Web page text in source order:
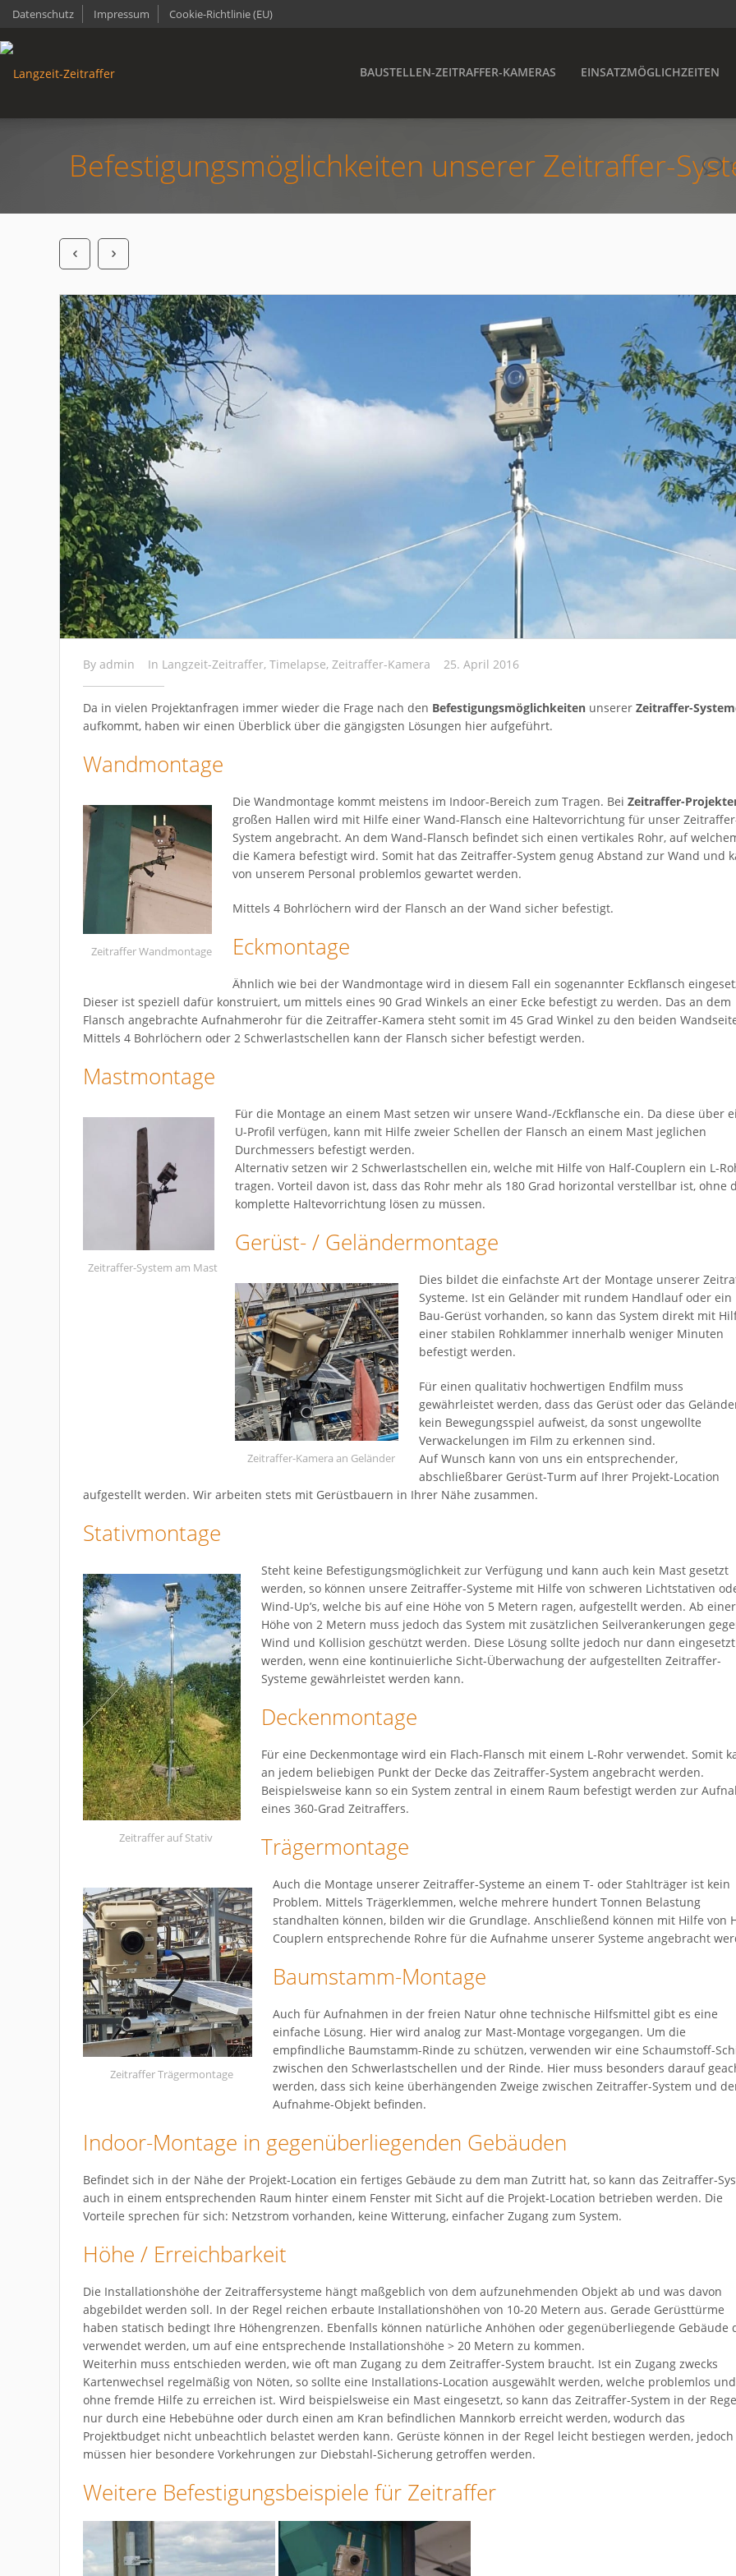
Datenschutz Impressum Cookie-Richtlinie (EU)
BAUSTELLEN-ZEITRAFFER-KAMERAS EINSATZMÖGLICHZEITEN
Befestigungsmöglichkeiten unserer Zeitraffer- 1
Byadmin In Langzeit-Zeitraffer,Timelapse,Zeitraffer-Kamera 25. April 2016
Da in vielen Projektanfragen immer wieder die Frage nach den Befestigungsmöglichkeiten unsererZeitraffer-
aufkommt, haben wir einen Überblick über die gängigsten Lösungen hier aufgeführt.
Wandmontage
Zeitraffer Wandmontage
Die Wandmontage kommt meistens im Indoor-Bereich zum Tragen. BeiZeitraffer-
großen Hallen wird mit Hilfe einer Wand-Flansch eine Haltevorrichtung für unser
System angebracht. An dem Wand-Flansch befindet sich einen vertikales Rohr, auf
die Kamera befestigt wird. Somit hat das Zeitraffer-System genug Abstand zur Wand und
von unserem Personal problemlos gewartet werden.
Mittels 4 Bohrlöchern wird der Flansch an der Wand sicher befestigt.
Eckmontage
Ähnlich wie bei der Wandmontage wird in diesem Fall ein sogenannter Eckflansch
Dieser ist speziell dafür konstruiert, um mittels eines 90 Grad Winkels an einer Ecke befestigt zu werden. Das an dem
Flansch angebrachte Aufnahmerohr für die Zeitraffer-Kamera steht somit im 45 Grad Winkel zu den beiden
Mittels 4 Bohrlöchern oder 2 Schwerlastschellen kann der Flansch sicher befestigt werden.
Mastmontage
Zeitraffer-System am Mast
Für die Montage an einem Mast setzen wir unsere Wand-/Eckflansche ein. Da diese über
U-Profil verfügen, kann mit Hilfe zweier Schellen der Flansch an einem Mast jeglichen
Durchmessers befestigt werden.
Alternativ setzen wir 2 Schwerlastschellen ein, welche mit Hilfe von Half-Couplern ein L-
tragen. Vorteil davon ist, dass das Rohr mehr als 180 Grad horizontal verstellbar ist, ohne
komplette Haltevorrichtung lösen zu müssen.
Gerüst- / Geländermontage
Zeitraffer-Kamera an Geländer
Dies bildet die einfachste Art der Montage unserer
Systeme. Ist ein Geländer mit rundem Handlauf oder ein
Bau-Gerüst vorhanden, so kann das System direkt mit
einer stabilen Rohklammer innerhalb weniger Minuten
befestigt werden.
Für einen qualitativ hochwertigen Endfilm muss
gewährleistet werden, dass das Gerüst oder das
kein Bewegungsspiel aufweist, da sonst ungewollte
Verwackelungen im Film zu erkennen sind.
Auf Wunsch kann von uns ein entsprechender,
abschließbarer Gerüst-Turm auf Ihrer Projekt-Location
aufgestellt werden. Wir arbeiten stets mit Gerüstbauern in Ihrer Nähe zusammen.
Stativmontage
Zeitraffer auf Stativ
Steht keine Befestigungsmöglichkeit zur Verfügung und kann auch kein Mast gesetzt
werden, so können unsere Zeitraffer-Systeme mit Hilfe von schweren Lichtstativen
Wind-Up’s, welche bis auf eine Höhe von 5 Metern ragen, aufgestellt werden. Ab einer
Höhe von 2 Metern muss jedoch das System mit zusätzlichen Seilverankerungen
Wind und Kollision geschützt werden. Diese Lösung sollte jedoch nur dann eingesetzt
werden, wenn eine kontinuierliche Sicht-Überwachung der aufgestellten Zeitraffer-
Systeme gewährleistet werden kann.
Deckenmontage
Für eine Deckenmontage wird ein Flach-Flansch mit einem L-Rohr verwendet. Somit
an jedem beliebigen Punkt der Decke das Zeitraffer-System angebracht werden.
Beispielsweise kann so ein System zentral in einem Raum befestigt werden zur
eines 360-Grad Zeitraffers.
Trägermontage
Zeitraffer Trägermontage
Auch die Montage unserer Zeitraffer-Systeme an einem T- oder Stahlträger ist kein
Problem. Mittels Trägerklemmen, welche mehrere hundert Tonnen Belastung
standhalten können, bilden wir die Grundlage. Anschließend können mit Hilfe von
Couplern entsprechende Rohre für die Aufnahme unserer Systeme angebracht
Baumstamm-Montage
Auch für Aufnahmen in der freien Natur ohne technische Hilfsmittel gibt es eine
einfache Lösung. Hier wird analog zur Mast-Montage vorgegangen. Um die
empfindliche Baumstamm-Rinde zu schützen, verwenden wir eine Schaumstoff-
zwischen den Schwerlastschellen und der Rinde. Hier muss besonders darauf
werden, dass sich keine überhängenden Zweige zwischen Zeitraffer-System und
Aufnahme-Objekt befinden.
Indoor-Montage in gegenüberliegenden Gebäuden
Befindet sich in der Nähe der Projekt-Location ein fertiges Gebäude zu dem man Zutritt hat, so kann das Zeitraffer-
auch in einem entsprechenden Raum hinter einem Fenster mit Sicht auf die Projekt-Location betrieben werden. Die
Vorteile sprechen für sich: Netzstrom vorhanden, keine Witterung, einfacher Zugang zum System.
Höhe / Erreichbarkeit
Die Installationshöhe der Zeitraffersysteme hängt maßgeblich von dem aufzunehmenden Objekt ab und was davon
abgebildet werden soll. In der Regel reichen erbaute Installationshöhen von 10-20 Metern aus. Gerade Gerüsttürme
haben statisch bedingt Ihre Höhengrenzen. Ebenfalls können natürliche Anhöhen oder gegenüberliegende Gebäude
verwendet werden, um auf eine entsprechende Installationshöhe > 20 Metern zu kommen.
Weiterhin muss entschieden werden, wie oft man Zugang zu dem Zeitraffer-System braucht. Ist ein Zugang zwecks
Kartenwechsel regelmäßig von Nöten, so sollte eine Installations-Location ausgewählt werden, welche problemlos und
ohne fremde Hilfe zu erreichen ist. Wird beispielsweise ein Mast eingesetzt, so kann das Zeitraffer-System in der
nur durch eine Hebebühne oder durch einen am Kran befindlichen Mannkorb erreicht werden, wodurch das
Projektbudget nicht unbeachtlich belastet werden kann. Gerüste können in der Regel leicht bestiegen werden, jedoch
müssen hier besondere Vorkehrungen zur Diebstahl-Sicherung getroffen werden.
Weitere Befestigungsbeispiele für Zeitraffer